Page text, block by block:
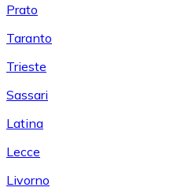
Prato
Taranto
Trieste
Sassari
Latina
Lecce
Livorno